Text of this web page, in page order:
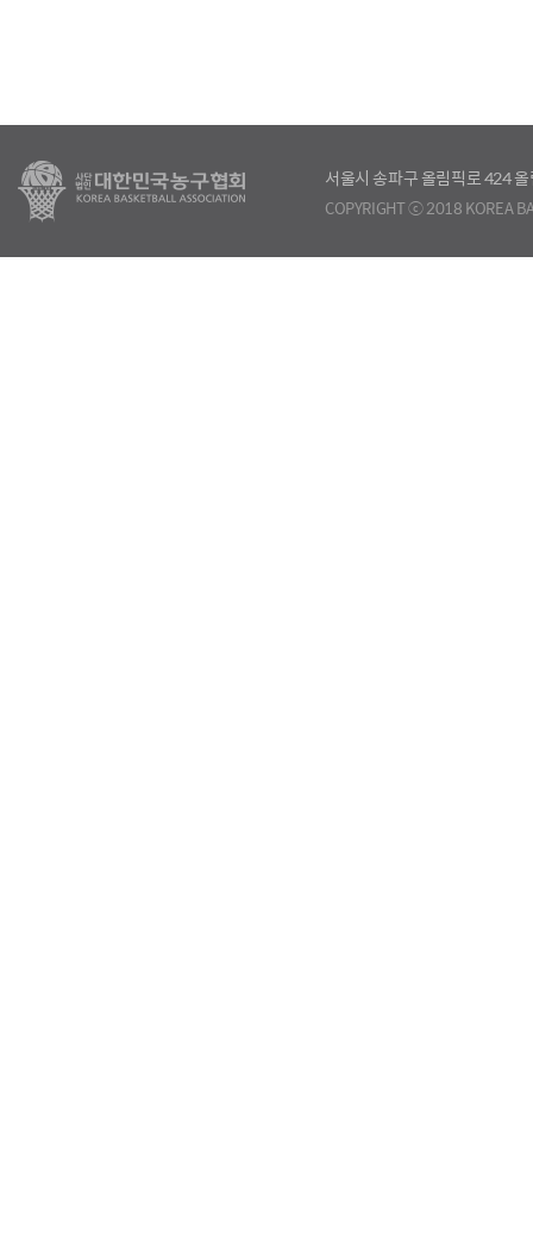
서울시 송파구 올림픽로 424
COPYRIGHT ⓒ 2018 KOREA